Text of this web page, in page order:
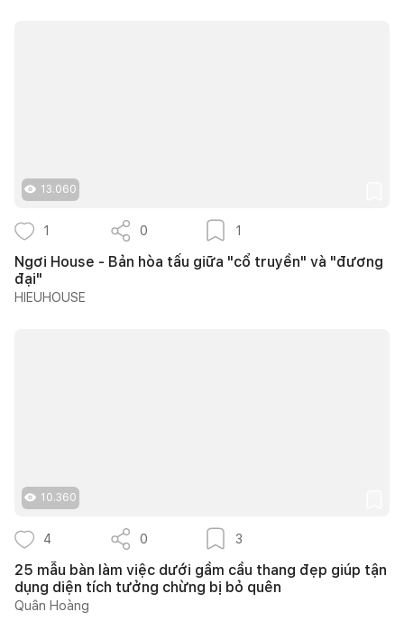
13.060
1 0 1
Ngơi House - Bản hòa tấu giữa "cổ truyền" và "đương
đại"
HIEUHOUSE
10.360
4 0 3
25 mẫu bàn làm việc dưới gầm cầu thang đẹp giúp tận
dụng diện tích tưởng chừng bị bỏ quên
Quân Hoàng